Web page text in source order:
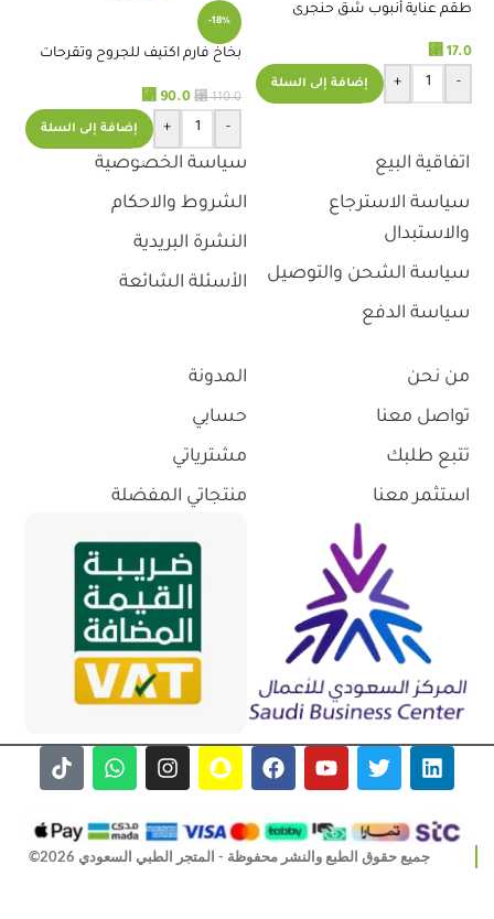
طقم عناية أنبوب شق حنجرى
⃁ 17.0
-
+ إضافة إلى السلة
-18%
بخاخ فارم اكتيف للجروح وتقرحات
⃁110.0
⃁ 90.0
-
+ إضافة إلى السلة
اتفاقية البيع
سياسة الاسترجاع
والاستبدال
سياسة الشحن والتوصيل
سياسة الدفع
سياسة الخصوصية
الشروط والاحكام
النشرة البريدية
الأسئلة الشائعة
من نحن
تواصل معنا
تتبع طلبك
استثمر معنا
المدونة
حسابي
مشترياتي
منتجاتي المفضلة
جميع حقوق الطبع والنشر محفوظة - المتجر الطبي السعودي 2026©